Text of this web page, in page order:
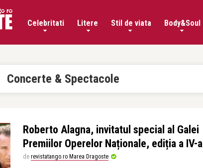
Celebritati Litere Stil de viata Body&Soul
Concerte & Spectacole
Roberto Alagna, invitatul special al Galei
Premiilor Operelor Naționale, ediția a IV-a
de revistatango.ro Marea Dragoste